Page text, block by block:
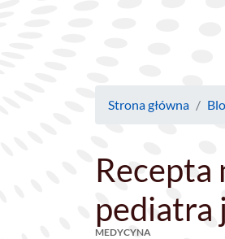
Strona główna
Recepta
pediatra
MEDYCYNA